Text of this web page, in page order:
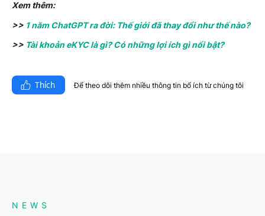
Xem thêm:
>> 1 năm ChatGPT ra đời: Thế giới đã thay đổi như thế nào?
>> Tài khoản eKYC là gì? Có những lợi ích gì nổi bật?
Thích Để theo dõi thêm nhiều thông tin bổ ích từ chúng tôi​
NEWS